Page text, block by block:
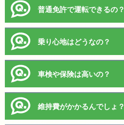
普通免許で運転できるの？
乗り心地はどうなの？
車検や保険は高いの？
維持費がかかるんでしょ？